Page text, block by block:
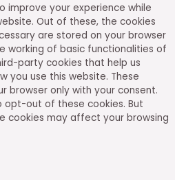
improve your experience while
Out of these, the cookies
are stored on your browser
working of basic functionalities of
party cookies that help us
you use this website. These
browser only with your consent.
opt-out of these cookies. But
cookies may affect your browsing